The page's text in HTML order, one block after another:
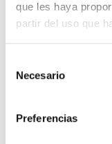
que les haya
partir del uso que
de cookies
Necesario
Preferencias